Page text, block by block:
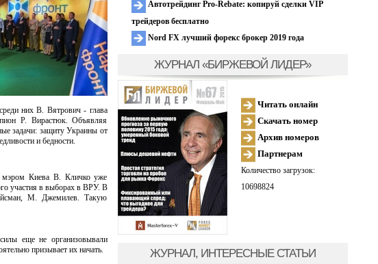
них В. Вятрович - глава
Р. Вирастюк. Объявляя
задачи: защиту Украины от
и бедности.
мэром Киева В. Кличко уже
участия в выборах в ВРУ. В
М. Джемилев. Такую
еще не организовывали
призывает их начать.
Автотрейдинг Pro-Rebate: копируй сделки VIP
трейдеров бесплатно
Nord FX лучший форекс брокер 2019 года
ЖУРНАЛ «БИРЖЕВОЙ ЛИДЕР»
Читать онлайн
Скачать номер
Архив номеров
Партнерам
Количество загрузок:
10698824
ЖУРНАЛ, ИНТЕРЕСНЫЕ СТАТЬИ